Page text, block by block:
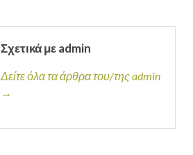
Σχετικά με admin
Δείτε όλα τα άρθρα του/της admin
→